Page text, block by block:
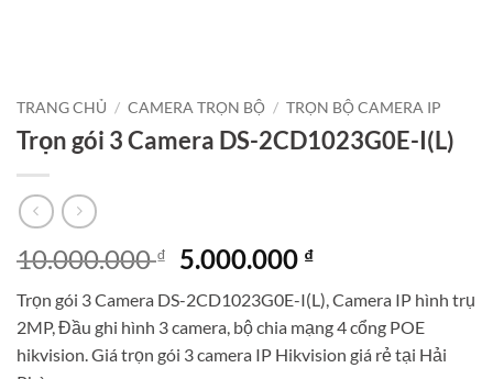
TRANG CHỦ / CAMERA TRỌN BỘ / TRỌN BỘ CAMERA IP
Trọn gói 3 Camera DS-2CD1023G0E-I(L)
10.000.000₫
Giá
là:
10.000.000 ₫.
5.000.000 ₫Giá
hiện
tại
là:
5.000.000 ₫.
Trọn gói 3 Camera DS-2CD1023G0E-I(L), Camera IP hình trụ
2MP, Đầu ghi hình 3 camera, bộ chia mạng 4 cổng POE
hikvision. Giá trọn gói 3 camera IP Hikvision giá rẻ tại Hải